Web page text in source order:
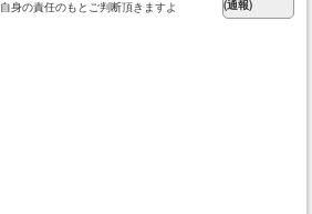
身の責任のもとご判断頂きますよ